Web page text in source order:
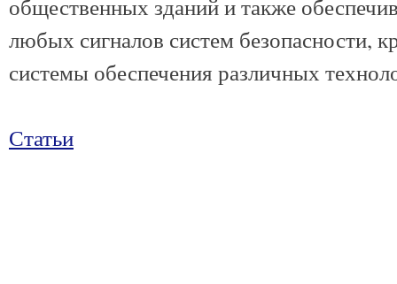
общественных зданий и также
любых сигналов систем безопасности,
системы обеспечения различных
Статьи